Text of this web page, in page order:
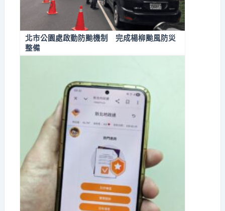
北市公園處啟動防颱機制 完成楊柳颱風防災
整備